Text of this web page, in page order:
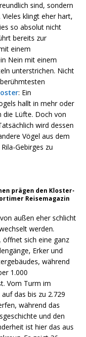
sind, sondern
klingt eher hart,
so absolut nicht
bereits zur
einem
Nein mit einem
unterstrichen. Nicht
: Ein
hallt in mehr oder
die Lüfte. Doch von
wird dessen
Vögel aus dem
Gebirges zu
prägen den Kloster-
Reisemagazin
außen eher schlicht
werden.
sich eine ganz
Erker und
während
1.000
Vom Turm im
das bis zu 2.729
während das
und den
ist hier das aus